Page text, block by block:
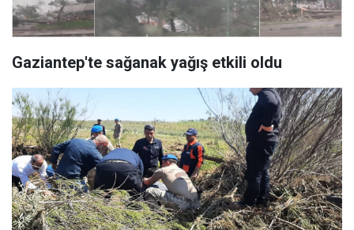
Gaziantep'te sağanak yağış etkili oldu